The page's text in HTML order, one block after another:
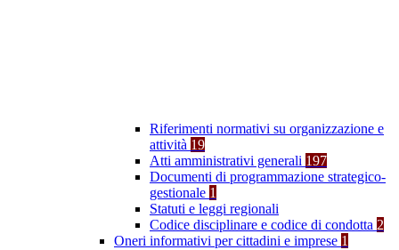
Riferimenti normativi su organizzazione e
attività 19
Atti amministrativi generali 197
Documenti di programmazione strategico-
gestionale 1
Statuti e leggi regionali
Codice disciplinare e codice di condotta 2
Oneri informativi per cittadini e imprese 1